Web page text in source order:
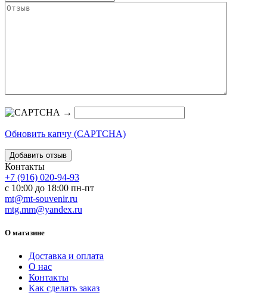
→
Обновить капчу (CAPTCHA)
Контакты
+7 (916) 020-94-93
с 10:00 до 18:00 пн-пт
mt@mt-souvenir.ru
mtg.mm@yandex.ru
О магазине
Доставка и оплата
О нас
Контакты
Как сделать заказ